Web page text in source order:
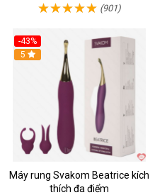
(901)
-43%
Hot
5
Máy rung Svakom Beatrice kích
thích đa điểm